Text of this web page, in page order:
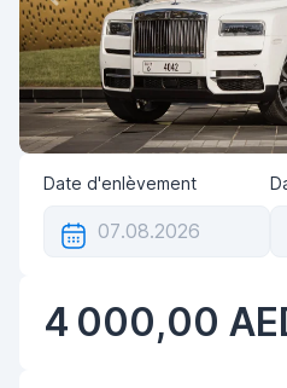
Date d'enlèvement
4 000,00